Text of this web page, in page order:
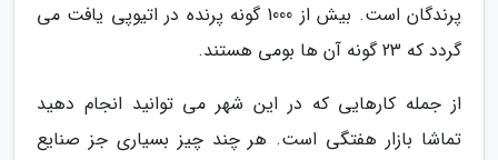
پرندگان است. بیش از 1000 گونه پرنده در اتیوپی یافت می
گردد که 23 گونه آن ها بومی هستند.
از جمله کارهایی که در این شهر می توانید انجام دهید
تماشا بازار هفتگی است. هر چند چیز بسیاری جز صنایع